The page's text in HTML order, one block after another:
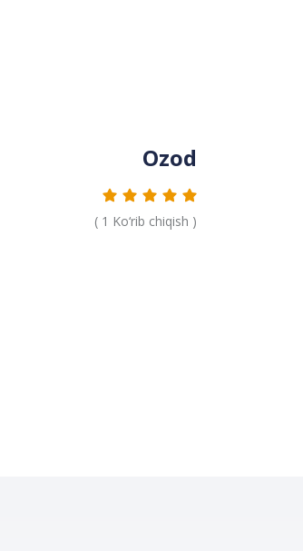
Ozod
( 1 Ko‘rib chiqish )